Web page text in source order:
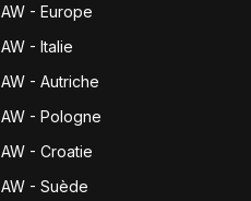
AW - Europe
AW - Italie
AW - Autriche
AW - Pologne
AW - Croatie
AW - Suède